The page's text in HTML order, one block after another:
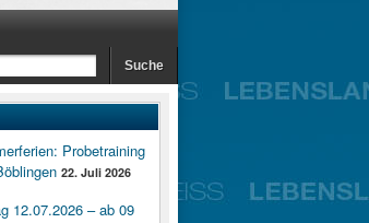
Probetraining
22. Juli 2026
12.07.2026 – ab 09